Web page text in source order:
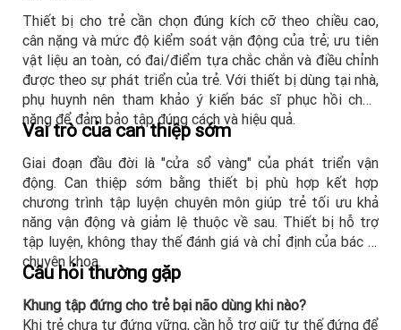
Thiết bị cho trẻ cần chọn đúng kích cỡ theo chiều cao,
cân nặng và mức độ kiểm soát vận động của trẻ; ưu tiên
vật liệu an toàn, có đai/điểm tựa chắc chắn và điều chỉnh
được theo sự phát triển của trẻ. Với thiết bị dùng tại nhà,
phụ huynh nên tham khảo ý kiến bác sĩ phục hồi chức
năng để đảm bảo tập đúng cách và hiệu quả.
Vai trò của can thiệp sớm
Giai đoạn đầu đời là "cửa sổ vàng" của phát triển vận
động. Can thiệp sớm bằng thiết bị phù hợp kết hợp
chương trình tập luyện chuyên môn giúp trẻ tối ưu khả
năng vận động và giảm lệ thuộc về sau. Thiết bị hỗ trợ
tập luyện, không thay thế đánh giá và chỉ định của bác sĩ
chuyên khoa.
Câu hỏi thường gặp
Khung tập đứng cho trẻ bại não dùng khi nào?
Khi trẻ chưa tự đứng vững, cần hỗ trợ giữ tư thế đứng để